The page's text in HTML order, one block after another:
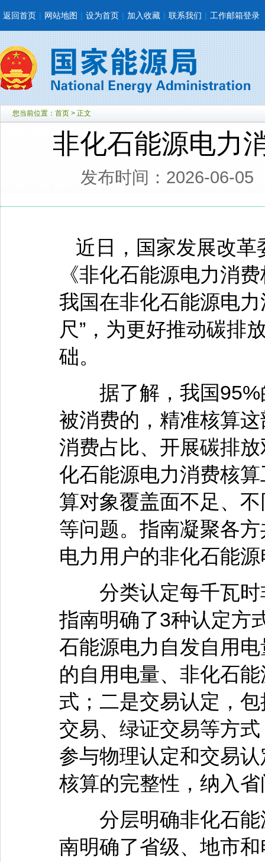
返回首页 | 网站地图 | 设为首页 | 加入收藏 | 联系我们 | 工作邮箱登录
您当前位置： 首页 > 正文
非化石能源电力
发布时间：2026-06-05
近日，国家发展改
《非化石能源电力消
我国在非化石能源电
尺”，为更好推动碳排
础。
据了解，我国95%
被消费的，精准核算
消费占比、开展碳排
化石能源电力消费核
算对象覆盖面不足、
等问题。指南凝聚各
电力用户的非化石能
分类认定每千瓦时
指南明确了3种认定方
石能源电力自发自用
的自用电量、非化石
式；二是交易认定，
交易、绿证交易等方
参与物理认定和交易
核算的完整性，纳入
分层明确非化石能
南明确了省级、地市